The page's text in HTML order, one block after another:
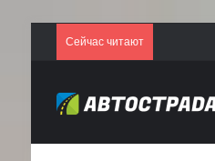
Сейчас читают